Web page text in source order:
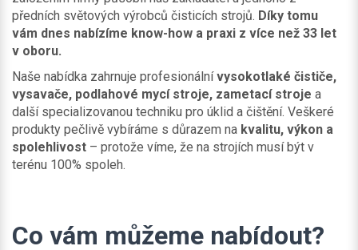
předních světových výrobců čisticích strojů. Díky tomu
vám dnes nabízíme know-how a praxi z více než 33 let
v oboru.
Naše nabídka zahrnuje profesionálnívysokotlaké čističe,
vysavače, podlahové mycí stroje, zametací stroje a
další specializovanou techniku pro úklid a čištění. Veškeré
produkty pečlivě vybíráme s důrazem na kvalitu, výkon a
spolehlivost – protože víme, že na strojích musí být v
terénu 100% spoleh.
Co vám můžeme nabídout?